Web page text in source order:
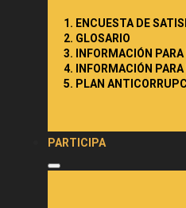
1. ENCUESTA DE
2. GLOSARIO
3. INFORMACIÓN
4. INFORMACIÓN
5. PLAN
PARTICIPA